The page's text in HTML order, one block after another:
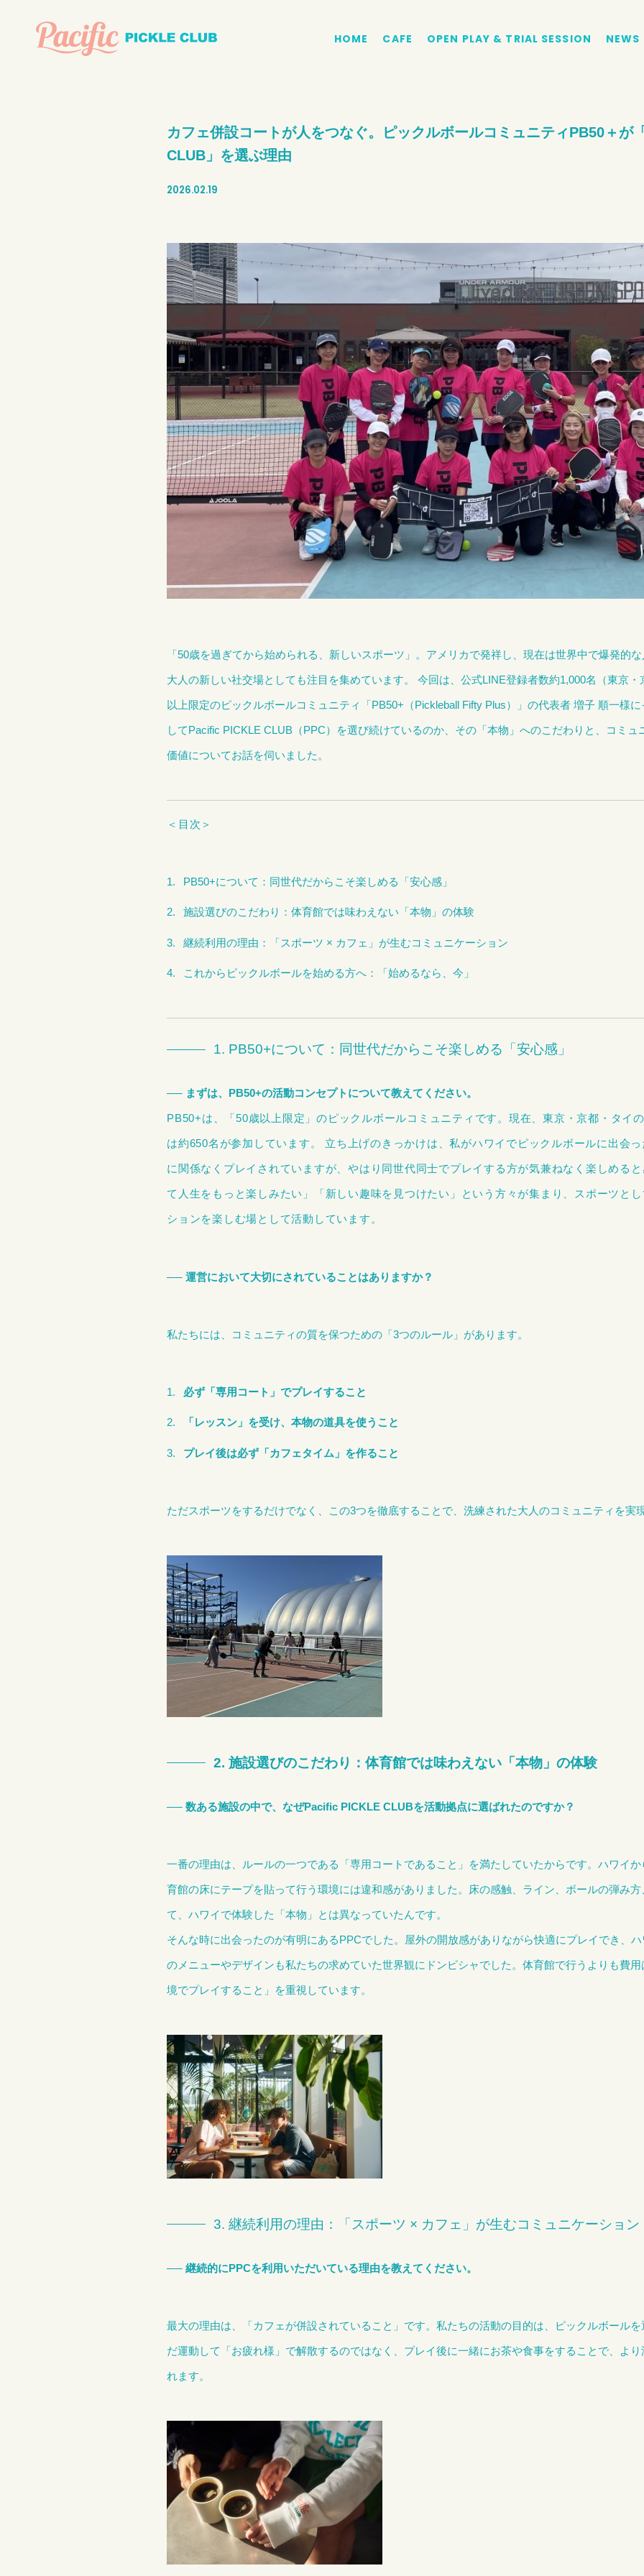
HOME CAFE OPEN PLAY & TRIAL SESSION NEWS
カフェ併設コートが人をつなぐ。ピックルボールコミュニティPB50＋が
CLUB」を選ぶ理由
2026.02.19
「50歳を過ぎてから始められる、新しいスポーツ」。アメリカで発祥し、現在は世界中で爆発的
大人の新しい社交場としても注目を集めています。 今回は、 公式LINE登録者数約1,000名 （東京
以上限定のピックルボールコミュニティ「PB50+（Pickleball Fifty Plus）」の代表者 増子 順一様
してPacific PICKLE CLUB（PPC）を選び続けているのか、その「本物」へのこだわりと、コミュ
価値についてお話を伺いました。
＜目次＞
PB50+について：同世代だからこそ楽しめる「安心感」
施設選びのこだわり：体育館では味わえない「本物」の体験
継続利用の理由：「スポーツ × カフェ」が生むコミュニケーション
これからピックルボールを始める方へ：「始めるなら、今」
1. PB50+について：同世代だからこそ楽しめる「安心感」
── まずは、PB50+の活動コンセプトについて教えてください。
PB50+は、「50歳以上限定」のピックルボールコミュニティです。現在、東京・京都・タイ
は約650名が参加しています。 立ち上げのきっかけは、私がハワイでピックルボールに出会
に関係なくプレイされていますが、やはり同世代同士でプレイする方が気兼ねなく楽しめる
て人生をもっと楽しみたい」「新しい趣味を見つけたい」という方々が集まり、スポーツと
ションを楽しむ場として活動しています。
── 運営において大切にされていることはありますか？
私たちには、コミュニティの質を保つための「3つのルール」があります。
必ず「専用コート」でプレイすること
「レッスン」を受け、本物の道具を使うこと
プレイ後は必ず「カフェタイム」を作ること
ただスポーツをするだけでなく、この3つを徹底することで、洗練された大人のコミュニティを実
2. 施設選びのこだわり：体育館では味わえない「本物」の体験
── 数ある施設の中で、なぜPacific PICKLE CLUBを活動拠点に選ばれたのですか？
一番の理由は、ルールの一つである「専用コートであること」を満たしていたからです。 ハワイか
育館の床にテープを貼って行う環境には違和感がありました。床の感触、ライン、ボールの弾み
て、ハワイで体験した「本物」とは異なっていたんです。
そんな時に出会ったのが有明にあるPPCでした。屋外の開放感がありながら快適にプレイでき、
のメニューやデザインも私たちの求めていた世界観にドンピシャでした。体育館で行うよりも費
境でプレイすること」を重視しています。
3. 継続利用の理由：「スポーツ × カフェ」が生むコミュニケーション
── 継続的にPPCを利用いただいている理由を教えてください。
最大の理由は、「カフェが併設されていること」です。 私たちの活動の目的は、ピックルボール
だ運動して「お疲れ様」で解散するのではなく、プレイ後に一緒にお茶や食事をすることで、よ
れます。